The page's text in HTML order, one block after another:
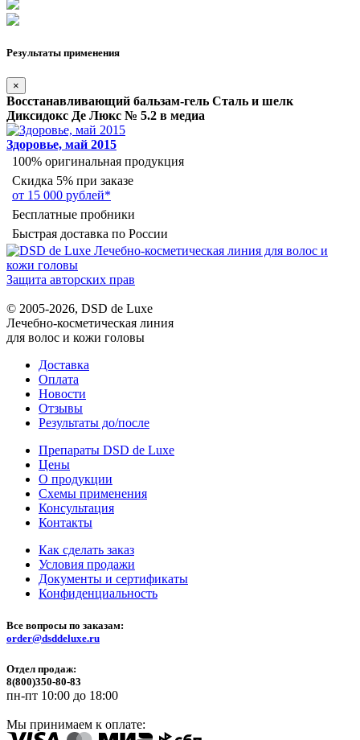
Результаты применения
×
Восстанавливающий бальзам-гель Сталь и шелк
Диксидокс Де Люкс № 5.2 в медиа
Здоровье, май 2015
100% оригинальная продукция
Скидка 5% при заказе
от 15 000 рублей*
Бесплатные пробники
Быстрая доставка по России
Защита авторских прав
© 2005-2026, DSD de Luxe
Лечебно-косметическая линия
для волос и кожи головы
Доставка
Оплата
Новости
Отзывы
Результаты до/после
Препараты DSD de Luxe
Цены
О продукции
Схемы применения
Консультация
Контакты
Как сделать заказ
Условия продажи
Документы и сертификаты
Конфиденциальность
Все вопросы по заказам:
order@dsddeluxe.ru
Отдел продаж:
8(800)350-80-83
пн-пт 10:00 до 18:00
Мы принимаем к оплате: